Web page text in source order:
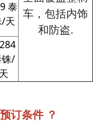
车，包括内饰
和防盗.
泰
天
/
天
订条件 ？